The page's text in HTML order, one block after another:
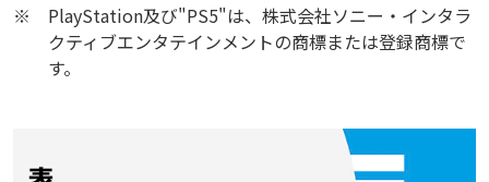
※
PlayStation及び"PS5"は、株式会社ソニー・インタラ
クティブエンタテインメントの商標または登録商標で
す。